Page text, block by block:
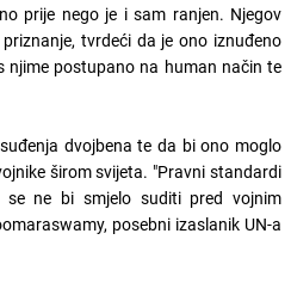
prije nego je i sam ranjen. Njegov
tvrdeći da je ono iznuđeno
njime postupano na human način te
dvojbena te da bi ono moglo
širom svijeta. "Pravni standardi
se ne bi smjelo suditi pred vojnim
posebni izaslanik UN-a